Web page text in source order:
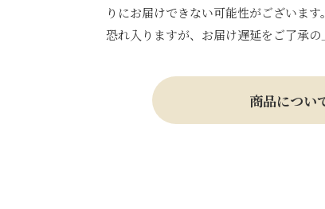
りにお届けできない可能性がございます。
恐れ入りますが、お届け遅延をご了承の
商品につい